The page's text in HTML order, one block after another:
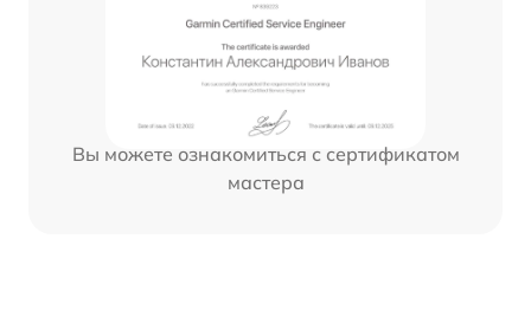
Вы можете ознакомиться с сертификатом
мастера